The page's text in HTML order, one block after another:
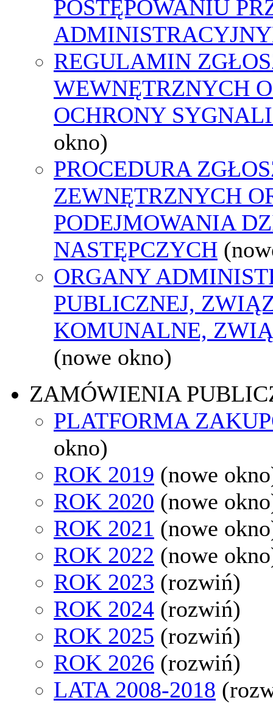
POSTĘPOWANIU
REGULAMIN
WEWNĘTRZNYCH
OCHRONY
okno)
PROCEDURA
ZEWNĘTRZNYCH
PODEJMOWANIA
NASTĘPCZYCH
ORGANY
PUBLICZNEJ,
KOMUNALNE,
(nowe okno)
ZAMÓWIENIA
PLATFORMA
okno)
ROK 2019 (nowe
ROK 2020 (nowe
ROK 2021 (nowe
ROK 2022 (nowe
ROK 2023 (rozwiń)
ROK 2024 (rozwiń)
ROK 2025 (rozwiń)
ROK 2026 (rozwiń)
LATA 2008-2018